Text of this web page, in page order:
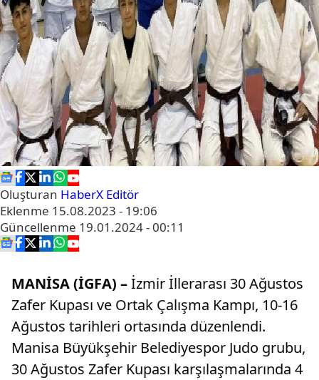
Oluşturan HaberX Editör
Eklenme 15.08.2023 - 19:06
Güncellenme 19.01.2024 - 00:11
MANİSA (İGFA) –İzmir İllerarası 30 Ağustos
Zafer Kupası ve Ortak Çalışma Kampı, 10-16
Ağustos tarihleri ortasında düzenlendi.
Manisa Büyükşehir Belediyespor Judo grubu,
30 Ağustos Zafer Kupası karşılaşmalarında 4